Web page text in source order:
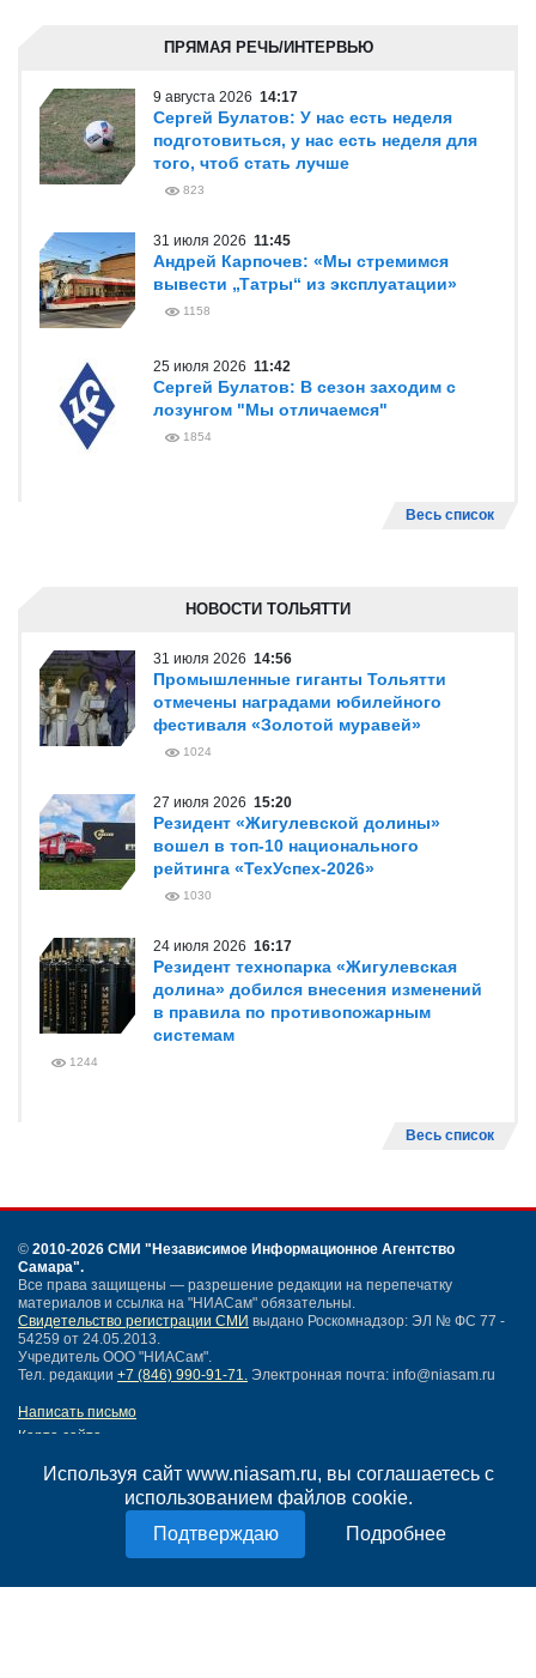
Используя сайт www.niasam.ru, вы соглашаетесь с
использованием файлов cookie.
Подробнее
ПРЯМАЯ РЕЧЬ/ИНТЕРВЬЮ
9 августа 2026 14:17
Сергей Булатов: У нас есть неделя
подготовиться, у нас есть неделя для
того, чтоб стать лучше
823
31 июля 2026 11:45
Андрей Карпочев: «Мы стремимся
вывести „Татры“ из эксплуатации»
1158
25 июля 2026 11:42
Сергей Булатов: В сезон заходим с
лозунгом "Мы отличаемся"
1854
Весь список
НОВОСТИ ТОЛЬЯТТИ
31 июля 2026 14:56
Промышленные гиганты Тольятти
отмечены наградами юбилейного
фестиваля «Золотой муравей»
1024
27 июля 2026 15:20
Резидент «Жигулевской долины»
вошел в топ-10 национального
рейтинга «ТехУспех-2026»
1030
24 июля 2026 16:17
Резидент технопарка «Жигулевская
долина» добился внесения изменений
в правила по противопожарным
системам
1244
Весь список
© 2010-2026 СМИ "Независимое Информационное Агентство
Самара".
Все права защищены — разрешение редакции на перепечатку
материалов и ссылка на "НИАСам" обязательны.
Свидетельство регистрации СМИ выдано Роскомнадзор: ЭЛ № ФС 77 -
54259 от 24.05.2013.
Учредитель ООО "НИАСам".
Тел. редакции +7 (846) 990-91-71. Электронная почта: info@niasam.ru
Написать письмо
Карта сайта
Политика конфиденциальности
Согласие на обработку персональных данных